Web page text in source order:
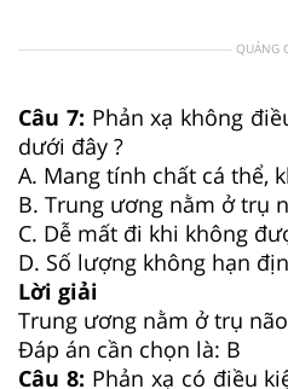
QUẢNG
Câu 7: Phản xạ không
dưới đây ?
A. Mang tính chất cá thể,
B. Trung ương nằm ở trụ
C. Dễ mất đi khi không
D. Số lượng không hạn
Lời giải
Trung ương nằm ở trụ
Đáp án cần chọn là: B
Câu 8: Phản xạ có điều